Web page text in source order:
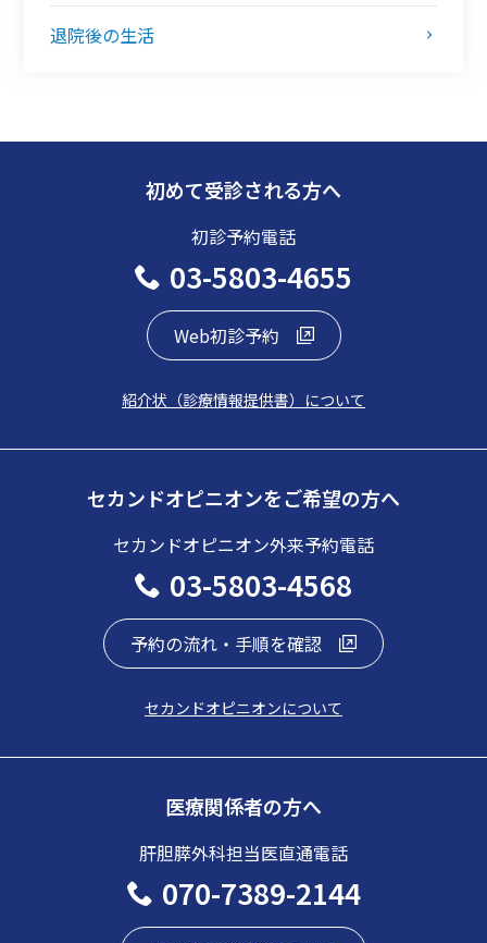
退院後の生活
初めて受診される方へ
初診予約電話
03-5803-4655
Web初診予約
紹介状（診療情報提供書）について
セカンドオピニオンをご希望の方へ
セカンドオピニオン外来予約電話
03-5803-4568
予約の流れ・手順を確認
セカンドオピニオンについて
医療関係者の方へ
肝胆膵外科担当医直通電話
070-7389-2144